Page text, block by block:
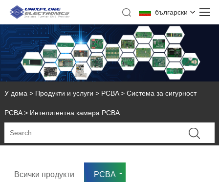
български
У дома > Продукти и услуги > PCBA> Система за сигурност
PCBA> Интелигентна камера PCBA
Всички продукти PCBA